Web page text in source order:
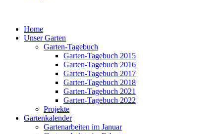
Home
Unser Garten
Garten-Tagebuch
Garten-Tagebuch 2015
Garten-Tagebuch 2016
Garten-Tagebuch 2017
Garten-Tagebuch 2018
Garten-Tagebuch 2021
Garten-Tagebuch 2022
Projekte
Gartenkalender
Gartenarbeiten im Januar